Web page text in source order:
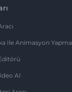
Ile Animasyon Yapma
AI